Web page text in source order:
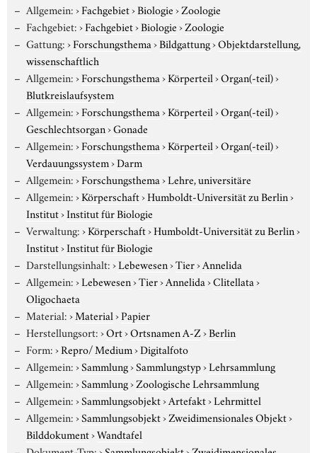
Allgemein:›Fachgebiet›Biologie›Zoologie
Fachgebiet:›Fachgebiet›Biologie›Zoologie
Gattung:›Forschungsthema›Bildgattung›Objektdarstellung,
wissenschaftlich
Allgemein:›Forschungsthema›Körperteil›Organ(-teil)›
Blutkreislaufsystem
Allgemein:›Forschungsthema›Körperteil›Organ(-teil)›
Geschlechtsorgan›Gonade
Allgemein:›Forschungsthema›Körperteil›Organ(-teil)›
Verdauungssystem›Darm
Allgemein:›Forschungsthema›Lehre, universitäre
Allgemein:›Körperschaft›Humboldt-Universität zu Berlin›
Institut›Institut für Biologie
Verwaltung:›Körperschaft›Humboldt-Universität zu Berlin›
Institut›Institut für Biologie
Darstellungsinhalt:›Lebewesen›Tier›Annelida
Allgemein:›Lebewesen›Tier›Annelida›Clitellata›
Oligochaeta
Material:›Material›Papier
Herstellungsort:›Ort›Ortsnamen A-Z›Berlin
Form:›Repro/ Medium›Digitalfoto
Allgemein:›Sammlung›Sammlungstyp›Lehrsammlung
Allgemein:›Sammlung›Zoologische Lehrsammlung
Allgemein:›Sammlungsobjekt›Artefakt›Lehrmittel
Allgemein:›Sammlungsobjekt›Zweidimensionales Objekt›
Bilddokument›Wandtafel